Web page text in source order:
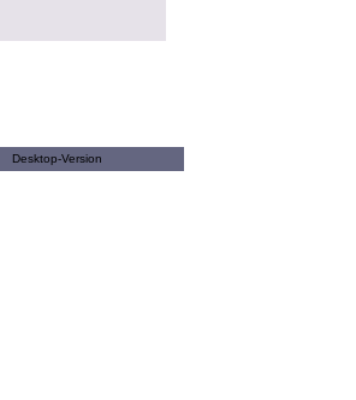
Desktop-Version